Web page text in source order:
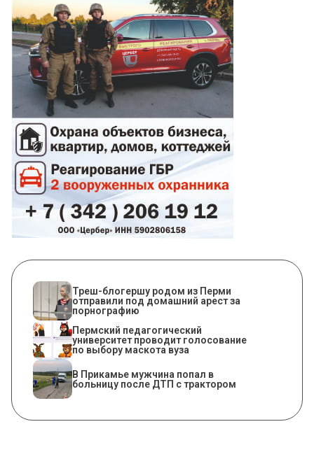
Треш-блогершу родом из Перми
отправили под домашний арест за
порнографию
Пермский педагогический
университет проводит голосование
по выбору маскота вуза
В Прикамье мужчина попал в
больницу после ДТП с трактором